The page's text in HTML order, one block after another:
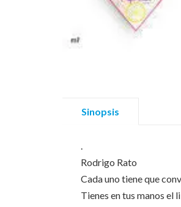
Sinopsis
.
Rodrigo Rato
Cada uno tiene que
Tienes en tus manos el